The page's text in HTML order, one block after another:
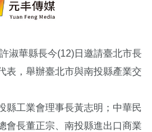
淑華縣長今(12)日邀請臺北市長
表，舉辦臺北市與南投縣產業交
縣工業會理事長黃志明；中華民
會長董正宗、南投縣進出口商業